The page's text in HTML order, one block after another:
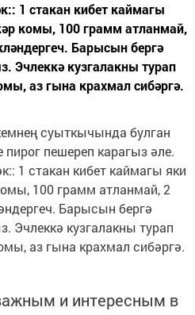
1 стакан кибет каймагы
комы, 100 грамм атланмай,
Барысын бергә
Эчлеккә кузгалакны турап
аз гына крахмал сибәргә.
суыткычында булган
пирог пешереп карагыз әле.
1 стакан кибет каймагы яки
100 грамм атланмай, 2
Барысын бергә
Эчлеккә кузгалакны турап
аз гына крахмал сибәргә.
и интересным в